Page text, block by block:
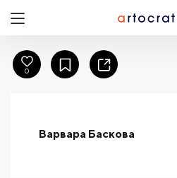
Варвара Баскова
0